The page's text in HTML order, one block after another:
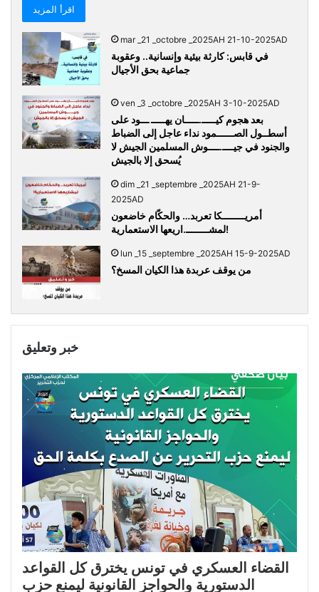
اقرأ المزيد
mar _21 _octobre _2025AH 21-10-2025AD
في قابس: كارثة بيئية وإنسانية.. وعقوبة
جماعية بحق الأجيال
ven _3 _octobre _2025AH 3-10-2025AD
بعد هجوم كيـــــ.ـــــان يهـــــ ـــود على
أسطــول الصــــــمود نداء عاجل إلى الضباط
والجنود في جيــــ.ــــوش المسلمين الجيش لا
يُسحق إلا بالجيش
dim _21 _septembre _2025AH 21-9-
2025AD
أمريــــــــكا تعربد… والحكّام خاضعون
لمشــــــــ.اريعها الاستعمارية!
lun _15 _septembre _2025AH 15-9-2025AD
من يوقف عربدة هذا الكيان المسخ؟
خبر وتعليق
القضاء العسكري في تونس يخترق كل القواعد
الدستورية والحواجز القانونية ليمنع حزب